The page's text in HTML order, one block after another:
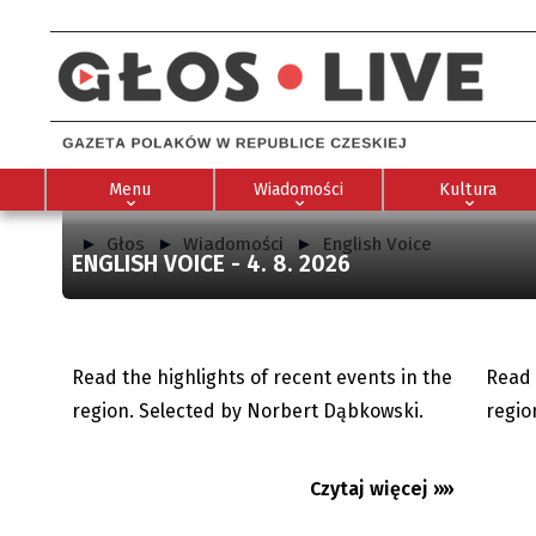
Menu Wiadomości Kultura
Głos Wiadomości English Voice
ENGLISH VOICE - 4. 8. 2026
23.06.2026
English Voice - 23. 6. 2026
Read the highlights of recent events in the
region. Selected by Norbert Dąbkowski.
Czytaj więcej »»